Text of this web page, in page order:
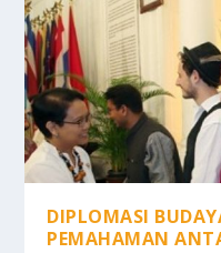
DIPLOMASI
PEMAHAMAN